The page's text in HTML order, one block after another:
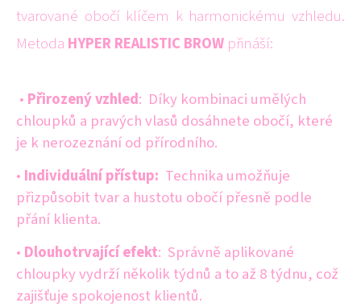
tvarované obočí klíčem k harmonickému vzhledu.
Metoda HYPER REALISTIC BROW přináší:
• Přirozený vzhled: Díky kombinaci umělých
chloupků a pravých vlasů dosáhnete obočí, které
je k nerozeznání od přírodního.
• Individuální přístup: Technika umožňuje
přizpůsobit tvar a hustotu obočí přesně podle
přání klienta.
• Dlouhotrvající efekt: Správně aplikované
chloupky vydrží několik týdnů a to až 8 týdnu, což
zajišťuje spokojenost klientů.